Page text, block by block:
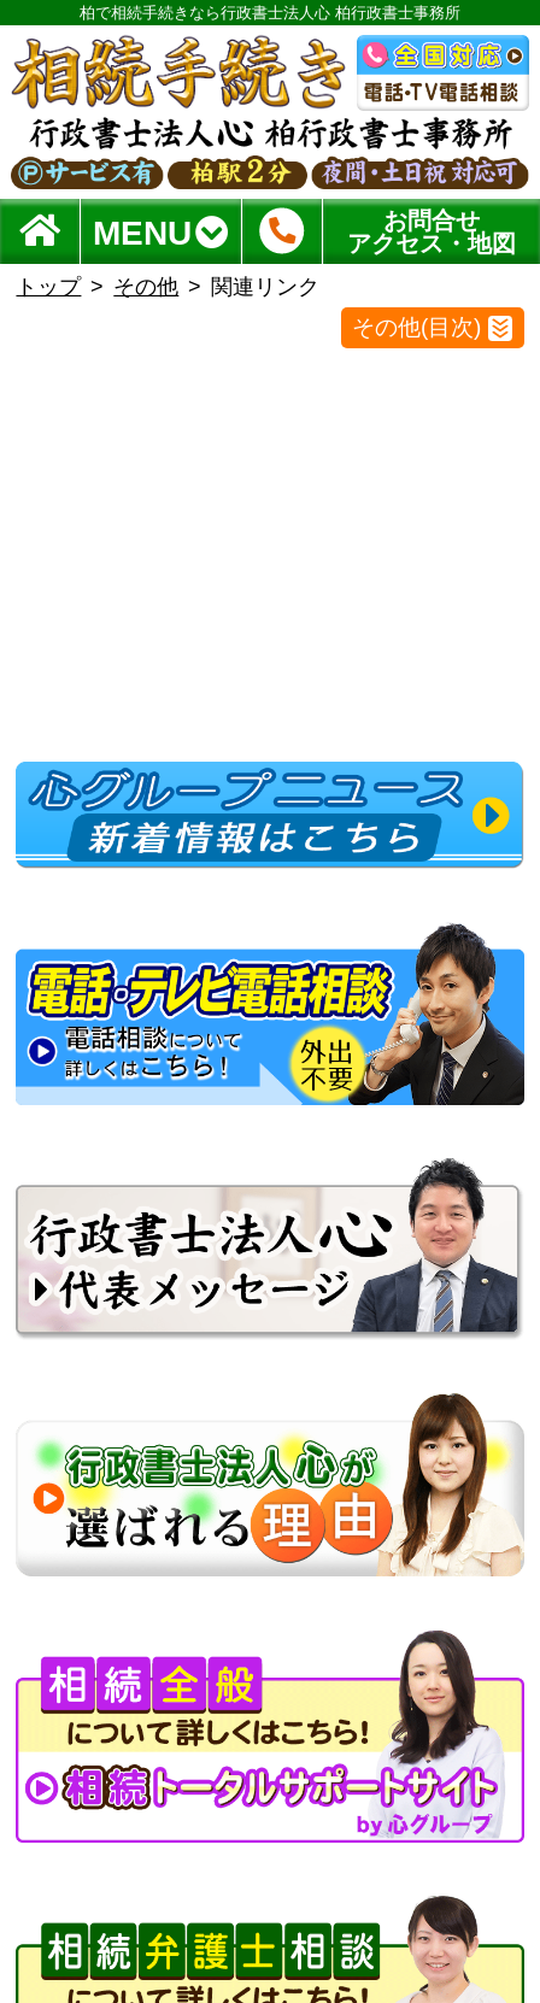
柏で相続手続きなら行政書士法人心 柏行政書士事務所
MENU
お問合せ
アクセス・地図
トップ その他 関連リンク
その他(目次)